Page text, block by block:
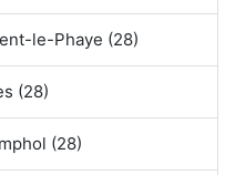
le-Phaye (28)
(28)
(28)